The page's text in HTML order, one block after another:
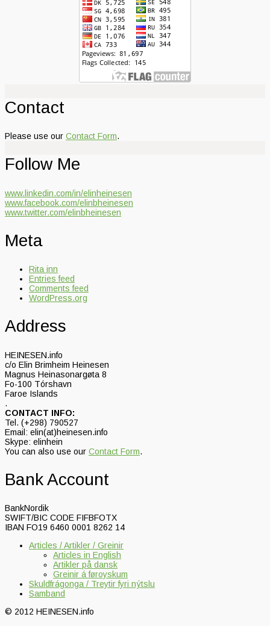
Contact
Please use our Contact Form.
Follow Me
www.linkedin.com/in/elinheinesen
www.facebook.com/elinbheinesen
www.twitter.com/elinbheinesen
Meta
Rita inn
Entries feed
Comments feed
WordPress.org
Address
HEINESEN.info
c/o Elin Brimheim Heinesen
Magnus Heinasonargøta 8
Fo-100 Tórshavn
Faroe Islands
.
CONTACT INFO:
Tel. (+298) 790527
Email: elin(at)heinesen.info
Skype: elinhein
You can also use our Contact Form.
Bank Account
BankNordik
SWIFT/BIC CODE FIFBFOTX
IBAN FO19 6460 0001 8262 14
Articles / Artikler / Greinir
Articles in English
Artikler på dansk
Greinir á føroyskum
Skuldfrágonga / Treytir fyri nýtslu
Samband
© 2012 HEINESEN.info